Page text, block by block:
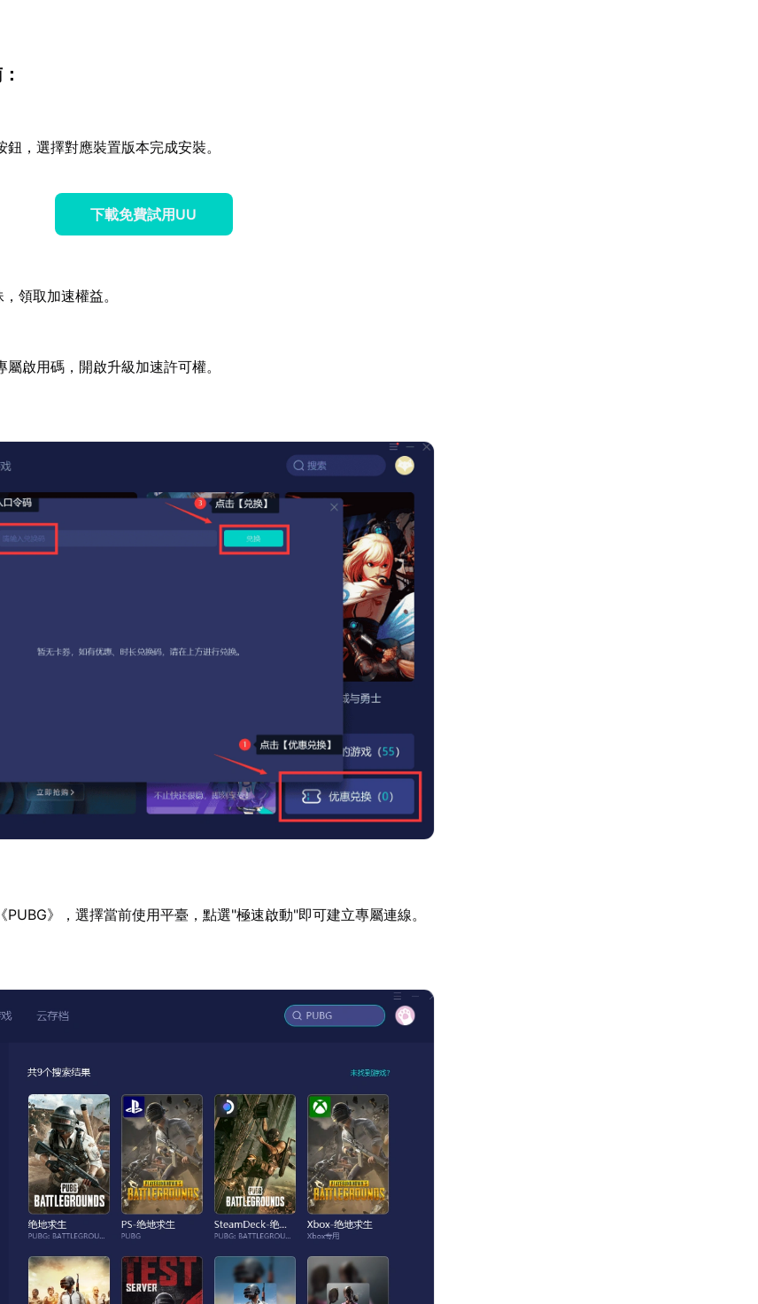
，選擇對應裝置版本完成安裝。
下載免費試用UU
領取加速權益。
啟用碼，開啟升級加速許可權。
》，選擇當前使用平臺，點選"極速啟動"即可建立專屬連線。